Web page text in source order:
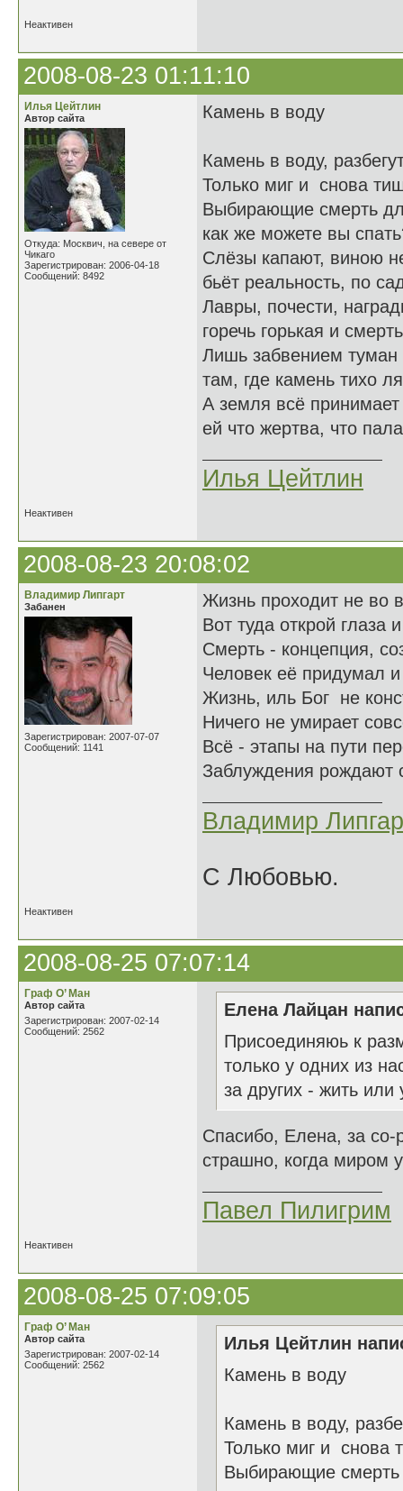
Неактивен
2008-08-23 01:11:10
Илья Цейтлин
Автор сайта
Откуда: Москвич, на севере от
Чикаго
Зарегистрирован: 2006-04-18
Сообщений: 8492
Камень в воду
Камень в воду,
Только миг и снова
Выбирающие смерть
как же можете вы
Слёзы капают, виною
бьёт реальность, по
Лавры, почести,
горечь горькая и
Лишь забвением туман
там, где камень тихо
А земля всё принимает
ей что жертва, что
Илья Цейтлин
Неактивен
2008-08-23 20:08:02
Владимир Липгарт
Забанен
Зарегистрирован: 2007-07-07
Сообщений: 1141
Жизнь проходит не во
Вот туда открой глаза
Смерть - концепция,
Человек её придумал
Жизнь, иль Бог не
Ничего не умирает
Всё - этапы на пути
Заблуждения рождают
Владимир
С Любовью.
Неактивен
2008-08-25 07:07:14
Граф О’ Ман
Автор сайта
Зарегистрирован: 2007-02-14
Сообщений: 2562
Елена Лайцан
Присоединяюь к
только у одних из
за других - жить
Спасибо, Елена, за
страшно, когда миром
Павел Пилигрим
Неактивен
2008-08-25 07:09:05
Граф О’ Ман
Автор сайта
Зарегистрирован: 2007-02-14
Сообщений: 2562
Илья Цейтлин
Камень в воду
Камень в воду,
Только миг и снова
Выбирающие смерть